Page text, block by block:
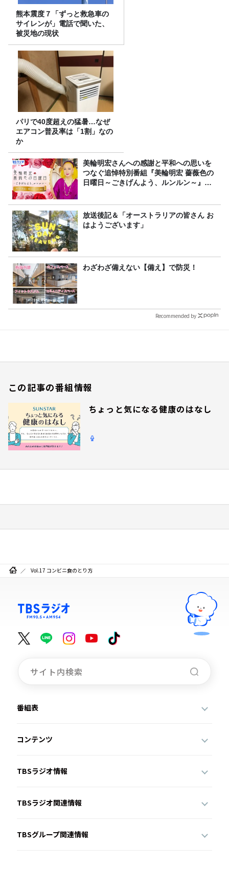
熊本震度７「ずっと救急車の
サイレンが」電話で聞いた、
被災地の現状
パリで40度超えの猛暑…なぜ
エアコン普及率は「1割」なの
か
美輪明宏さんへの感謝と平和への思いを
つなぐ追悼特別番組『美輪明宏 薔薇色の
日曜日～ごきげんよう、ルンルン～』
放送後記＆「オーストラリアの皆さん お
はようございます」
わざわざ備えない【備え】で防災！
Recommended by
この記事の番組情報
ちょっと気になる健康のはなし
Vol.17 コンビニ食のとり方
番組表
コンテンツ
TBSラジオ情報
TBSラジオ関連情報
TBSグループ関連情報